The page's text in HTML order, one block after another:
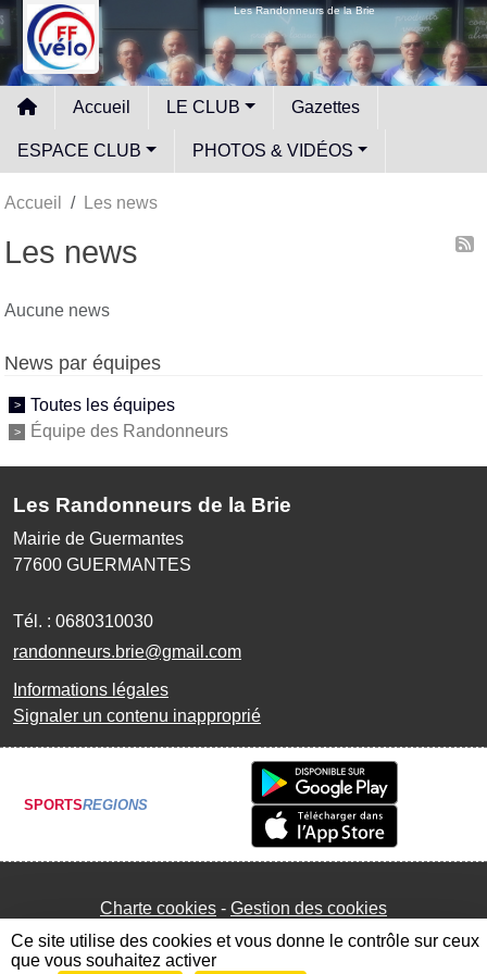
Les Randonneurs de la Brie
Accueil LE CLUB Gazettes
ESPACE CLUB PHOTOS & VIDÉOS
Accueil Les news
Les news
Aucune news
News par équipes
Toutes les équipes
Équipe des Randonneurs
Les Randonneurs de la Brie
Mairie de Guermantes
77600 GUERMANTES
Tél. : 0680310030
randonneurs.brie@gmail.com
Informations légales
Signaler un contenu inapproprié
SPORTSREGIONS
Charte cookies Gestion des cookies
Panneau de gestion des cookies
Ce site utilise des cookies et vous donne le contrôle sur ceux
que vous souhaitez activer